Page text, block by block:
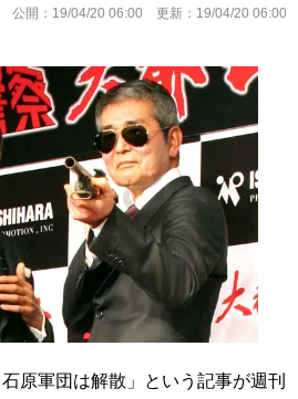
公開： 19/04/20 06:00 更新： 19/04/20 06:00
石原軍団は解散」という記事が週刊